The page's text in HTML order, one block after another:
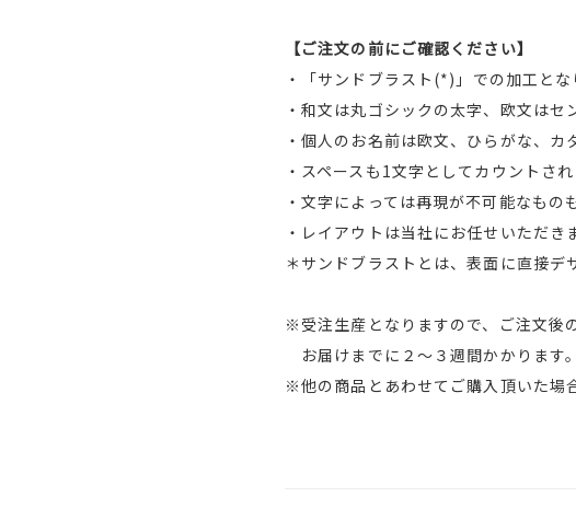
【ご注文の前にご確認ください】
・「サンドブラスト(*)」での加工とな
・和文は丸ゴシックの太字、欧文はセ
・個人のお名前は欧文、ひらがな、カ
・スペースも1文字としてカウントされ
・文字によっては再現が不可能なもの
・レイアウトは当社にお任せいただき
＊サンドブラストとは、表面に直接デ
※受注生産となりますので、ご注文後
お届けまでに２～３週間かかります
※他の商品とあわせてご購入頂いた場